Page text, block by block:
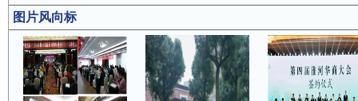
图片风向标